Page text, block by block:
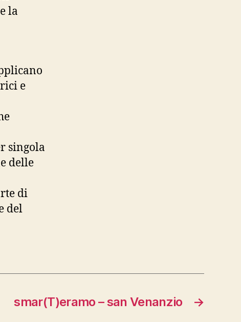
la
e
singola
delle
di
del
→
smar(T)eramo – san Venanzio